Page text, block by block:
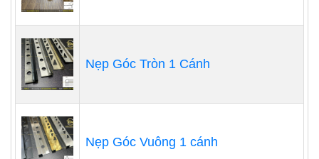
Nẹp Góc Tròn 1 Cánh
Nẹp Góc Vuông 1 cánh